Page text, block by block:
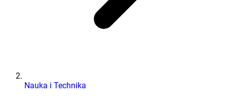
Nauka i Technika